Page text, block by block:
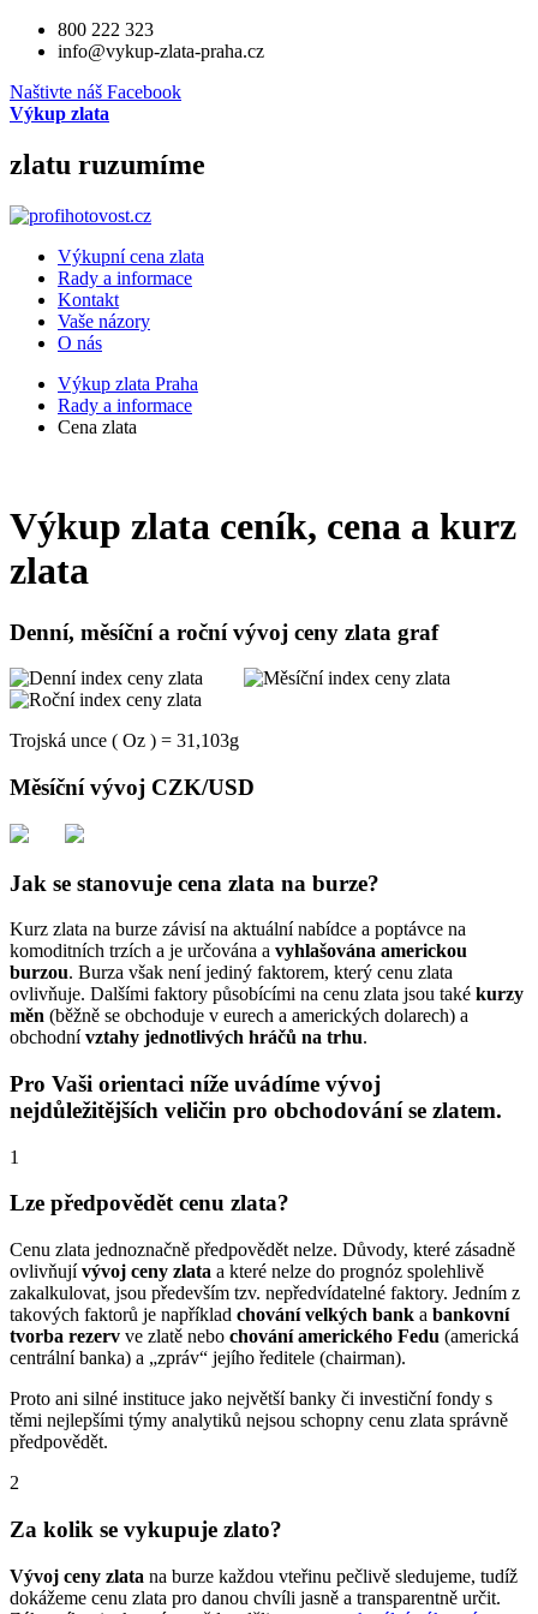
800 222 323
info@vykup-zlata-praha.cz
Naštivte náš Facebook
Výkup zlata
zlatu ruzumíme
Výkupní cena zlata
Rady a informace
Kontakt
Vaše názory
O nás
Výkup zlata Praha
Rady a informace
Cena zlata
Výkup zlata ceník, cena a kurz
zlata
Denní, měsíční a roční vývoj ceny zlata graf
Trojská unce ( Oz ) = 31,103g
Měsíční vývoj CZK/USD
Jak se stanovuje cena zlata na burze?
Kurz zlata na burze závisí na aktuální nabídce a poptávce na
komoditních trzích a je určována a vyhlašována americkou
burzou. Burza však není jediný faktorem, který cenu zlata
ovlivňuje. Dalšími faktory působícími na cenu zlata jsou také kurzy
měn (běžně se obchoduje v eurech a amerických dolarech) a
obchodnívztahy jednotlivých hráčů na trhu.
Pro Vaši orientaci níže uvádíme vývoj
nejdůležitějších veličin pro obchodování se zlatem.
1
Lze předpovědět cenu zlata?
Cenu zlata jednoznačně předpovědět nelze. Důvody, které zásadně
ovlivňujívývoj ceny zlata a které nelze do prognóz spolehlivě
zakalkulovat, jsou především tzv. nepředvídatelné faktory. Jedním z
takových faktorů je například chování velkých bank a bankovní
tvorba rezerv ve zlatě nebo chování amerického Fedu (americká
centrální banka) a „zpráv“ jejího ředitele (chairman).
Proto ani silné instituce jako největší banky či investiční fondy s
těmi nejlepšími týmy analytiků nejsou schopny cenu zlata správně
předpovědět.
2
Za kolik se vykupuje zlato?
Vývoj ceny zlata na burze každou vteřinu pečlivě sledujeme, tudíž
dokážeme cenu zlata pro danou chvíli jasně a transparentně určit.